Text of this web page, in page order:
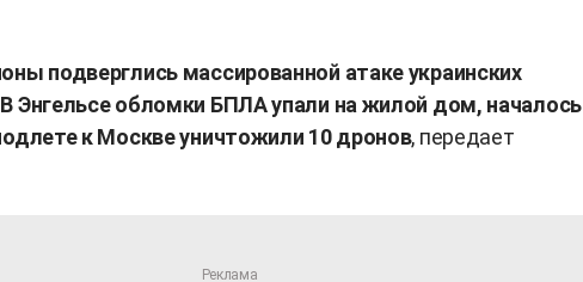
подверглись массированной атаке украинских
Энгельсе обломки БПЛА упали на жилой дом, началось
к Москве уничтожили 10 дронов, передает